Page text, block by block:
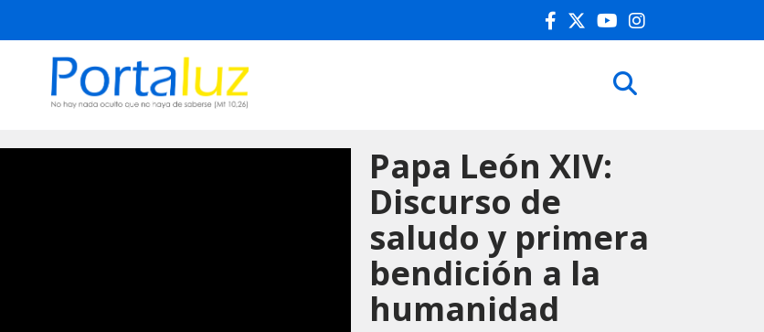
Papa León XIV:
Discurso de
saludo y primera
bendición a la
humanidad